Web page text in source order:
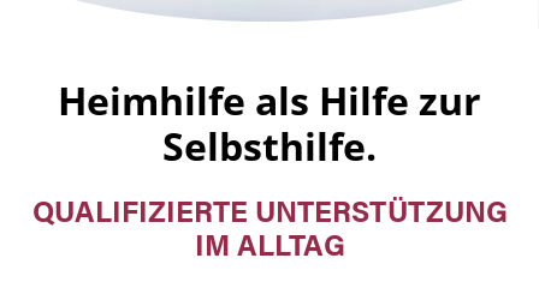
Heimhilfe als Hilfe zur
Selbsthilfe.
QUALIFIZIERTE UNTERSTÜTZUNG
IM ALLTAG